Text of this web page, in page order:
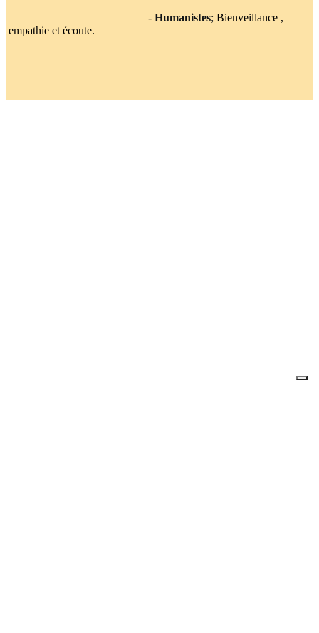
- Humanistes; Bienveillance ,
empathie et écoute.